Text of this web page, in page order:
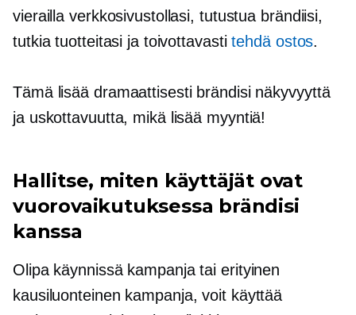
vierailla verkkosivustollasi, tutustua brändiisi,
tutkia tuotteitasi ja toivottavastitehdä ostos.
Tämä lisää dramaattisesti brändisi näkyvyyttä
ja uskottavuutta, mikä lisää myyntiä!
Hallitse, miten käyttäjät ovat
vuorovaikutuksessa brändisi
kanssa
Olipa käynnissä kampanja tai erityinen
kausiluonteinen kampanja, voit käyttää